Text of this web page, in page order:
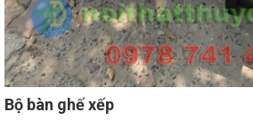
Bộ bàn ghế xếp